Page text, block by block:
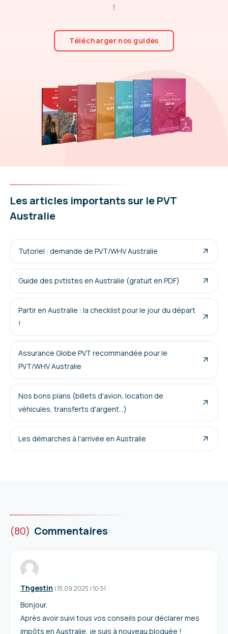
!
Télécharger nos guides
Les articles importants sur le PVT
Australie
Tutoriel : demande de PVT/WHV Australie
Guide des pvtistes en Australie (gratuit en PDF)
Partir en Australie : la checklist pour le jour du départ
!
Assurance Globe PVT recommandée pour le
PVT/WHV Australie
Nos bons plans (billets d'avion, location de
véhicules, transferts d'argent...)
Les démarches à l'arrivée en Australie
(80) Commentaires
Thgestin I15.09.2025 |10:51
Bonjour,
Après avoir suivi tous vos conseils pour déclarer mes
impôts en Australie, je suis à nouveau bloquée !